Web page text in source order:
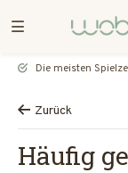
Die meisten
Zurück
Häufig